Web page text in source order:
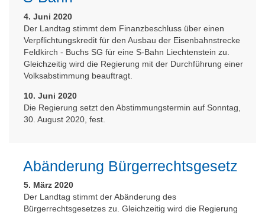
4. Juni 2020
Der Landtag stimmt dem Finanzbeschluss über einen
Verpflichtungskredit für den Ausbau der Eisenbahnstrecke
Feldkirch - Buchs SG für eine S-Bahn Liechtenstein zu.
Gleichzeitig wird die Regierung mit der Durchführung einer
Volksabstimmung beauftragt.
10. Juni 2020
Die Regierung setzt den Abstimmungstermin auf Sonntag,
30. August 2020, fest.
Abänderung Bürgerrechtsgesetz
5. März 2020
Der Landtag stimmt der Abänderung des
Bürgerrechtsgesetzes zu. Gleichzeitig wird die Regierung